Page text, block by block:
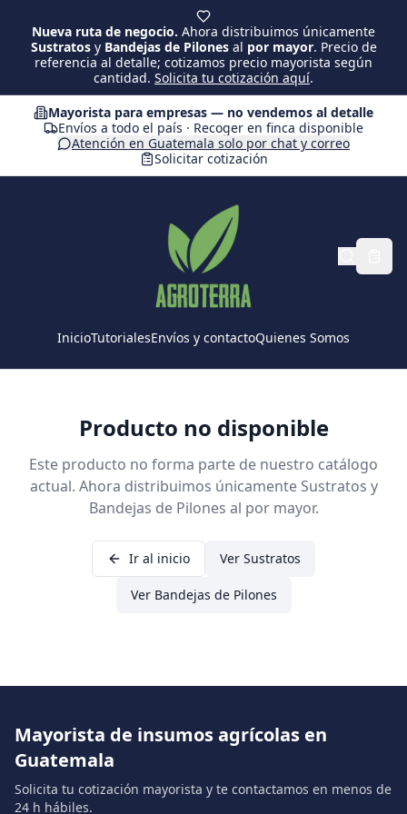
Nueva ruta de negocio. Ahora distribuimos únicamente
Sustratosy Bandejas de Pilonesal por mayor. Precio de
referencia al detalle; cotizamos precio mayorista según
cantidad. Solicita tu cotización aquí.
Mayorista para empresas — no vendemos al detalle
Envíos a todo el país · Recoger en finca disponible
Atención en Guatemala solo por chat y correo
Solicitar cotización
InicioTutorialesEnvíos y contactoQuienes Somos
Producto no disponible
Este producto no forma parte de nuestro catálogo
actual. Ahora distribuimos únicamente Sustratos y
Bandejas de Pilones al por mayor.
Ir al inicio Ver Sustratos
Ver Bandejas de Pilones
Mayorista de insumos agrícolas en
Guatemala
Solicita tu cotización mayorista y te contactamos en menos de
24 h hábiles.